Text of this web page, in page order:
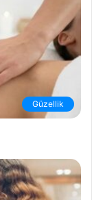
Güzellik